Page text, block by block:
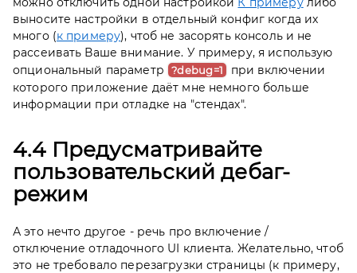
выносите настройки в отдельный конфиг когда их
много (к примеру), чтоб не засорять консоль и не
рассеивать Ваше внимание. У примеру, я использую
опциональный параметр
?debug=1
при включении
которого приложение даёт мне немного больше
информации при отладке на "стендах".
4.4 Предусматривайте
пользовательский дебаг-
режим
А это нечто другое - речь про включение /
отключение отладочного UI клиента. Желательно, чтоб
это не требовало перезагрузки страницы (к примеру,